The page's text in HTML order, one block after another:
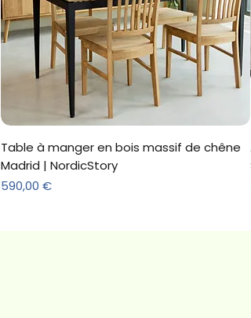
Table à manger en bois massif de chêne
Madrid | NordicStory
Prix
590,00 €